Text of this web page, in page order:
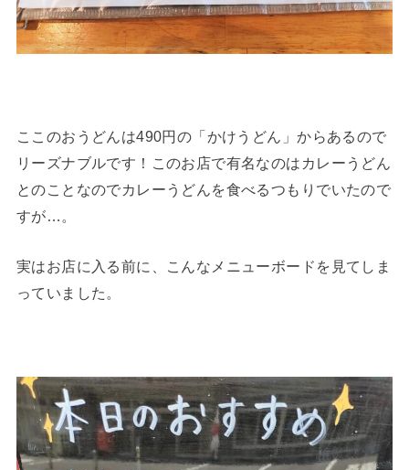
ここのおうどんは490円の「かけうどん」からあるので
リーズナブルです！このお店で有名なのはカレーうどん
とのことなのでカレーうどんを食べるつもりでいたので
すが…。
実はお店に入る前に、こんなメニューボードを見てしま
っていました。